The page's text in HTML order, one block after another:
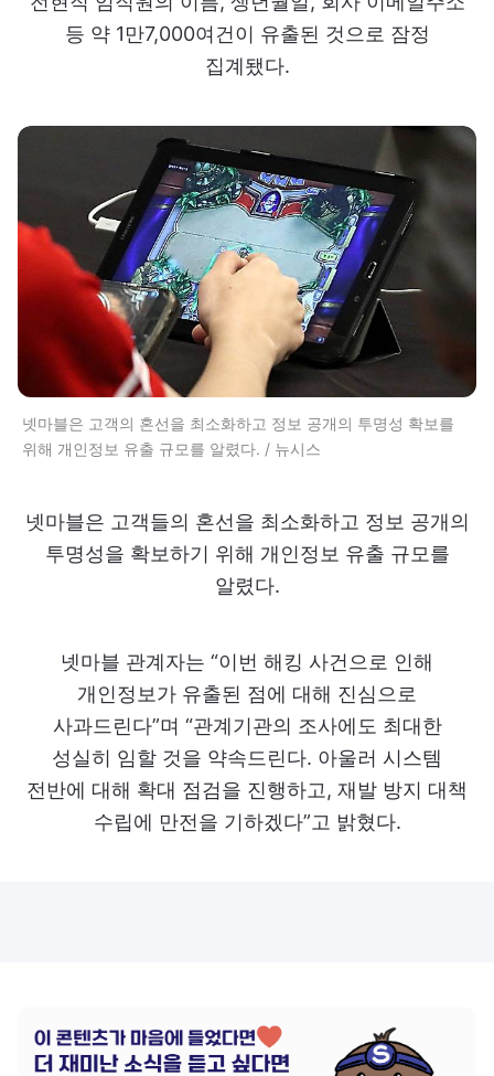
등 약 1만7,000여건이 유출된 것으로 잠정
집계됐다.
넷마블은 고객의 혼선을 최소화하고 정보 공개의 투명성 확보를
위해 개인정보 유출 규모를 알렸다. / 뉴시스
넷마블은 고객들의 혼선을 최소화하고 정보 공개의
투명성을 확보하기 위해 개인정보 유출 규모를
알렸다.
넷마블 관계자는 “이번 해킹 사건으로 인해
개인정보가 유출된 점에 대해 진심으로
사과드린다”며 “관계기관의 조사에도 최대한
성실히 임할 것을 약속드린다. 아울러 시스템
전반에 대해 확대 점검을 진행하고, 재발 방지 대책
수립에 만전을 기하겠다”고 밝혔다.